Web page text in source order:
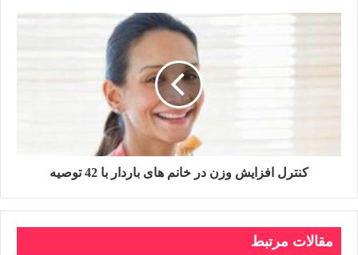
کنترل افزایش وزن در خانم های باردار با 42 توصیه
مقالات مرتبط